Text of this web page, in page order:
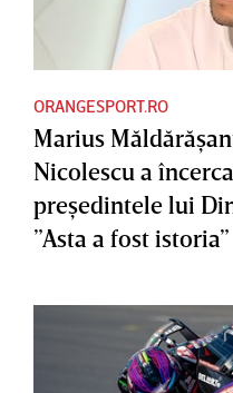
ORANGESPORT.RO
Marius
Nicolescu a
preşedintele lui
”Asta a fost istoria”